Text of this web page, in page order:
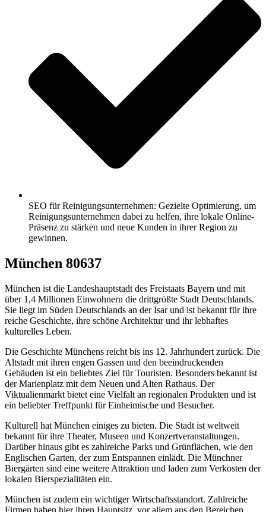
SEO für Reinigungsunternehmen: Gezielte Optimierung, um
Reinigungsunternehmen dabei zu helfen, ihre lokale Online-
Präsenz zu stärken und neue Kunden in ihrer Region zu
gewinnen.
München 80637
München ist die Landeshauptstadt des Freistaats Bayern und mit
über 1,4 Millionen Einwohnern die drittgrößte Stadt Deutschlands.
Sie liegt im Süden Deutschlands an der Isar und ist bekannt für ihre
reiche Geschichte, ihre schöne Architektur und ihr lebhaftes
kulturelles Leben.
Die Geschichte Münchens reicht bis ins 12. Jahrhundert zurück. Die
Altstadt mit ihren engen Gassen und den beeindruckenden
Gebäuden ist ein beliebtes Ziel für Touristen. Besonders bekannt ist
der Marienplatz mit dem Neuen und Alten Rathaus. Der
Viktualienmarkt bietet eine Vielfalt an regionalen Produkten und ist
ein beliebter Treffpunkt für Einheimische und Besucher.
Kulturell hat München einiges zu bieten. Die Stadt ist weltweit
bekannt für ihre Theater, Museen und Konzertveranstaltungen.
Darüber hinaus gibt es zahlreiche Parks und Grünflächen, wie den
Englischen Garten, der zum Entspannen einlädt. Die Münchner
Biergärten sind eine weitere Attraktion und laden zum Verkosten der
lokalen Bierspezialitäten ein.
München ist zudem ein wichtiger Wirtschaftsstandort. Zahlreiche
Firmen haben hier ihren Hauptsitz, vor allem aus den Bereichen